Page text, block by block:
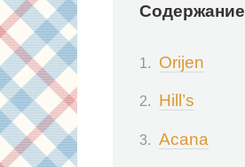
Содержание
Orijen
Hill’s
Acana